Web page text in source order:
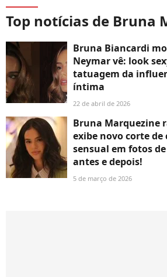
Top notícias de Bruna
Bruna Biancardi
Neymar vê: look
tatuagem da
íntima
22 de abril de 2026
Bruna Marquezine
exibe novo corte de
sensual em fotos
antes e depois!
5 de março de 2026